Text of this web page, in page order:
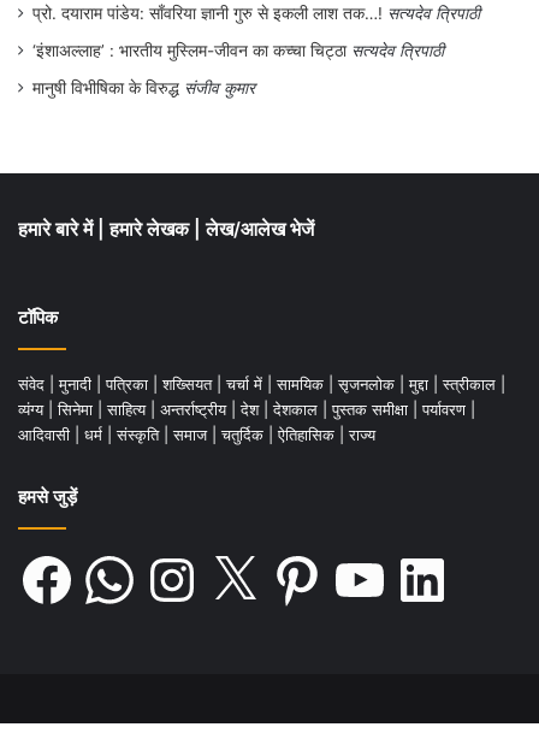
प्रो. दयाराम पांडेय: साँवरिया ज्ञानी गुरु से इकली लाश तक…! सत्यदेव त्रिपाठी
‘इंशाअल्लाह’ : भारतीय मुस्लिम-जीवन का कच्चा चिट्ठा सत्यदेव त्रिपाठी
मानुषी विभीषिका के विरुद्ध संजीव कुमार
हमारे बारे में हमारे लेखक लेख/आलेख भेजें
टॉपिक
संवेद मुनादी पत्रिका शख्सियत चर्चा में सामयिक सृजनलोक मुद्दा स्त्रीकाल
व्यंग्य
सिनेमा साहित्य अन्तर्राष्ट्रीय देश देशकाल पुस्तक समीक्षा पर्यावरण
आदिवासी
धर्म संस्कृति समाज चतुर्दिक ऐतिहासिक राज्य
हमसे जुड़ें
Facebook WhatsAppInstagram Pinterest LinkedIn